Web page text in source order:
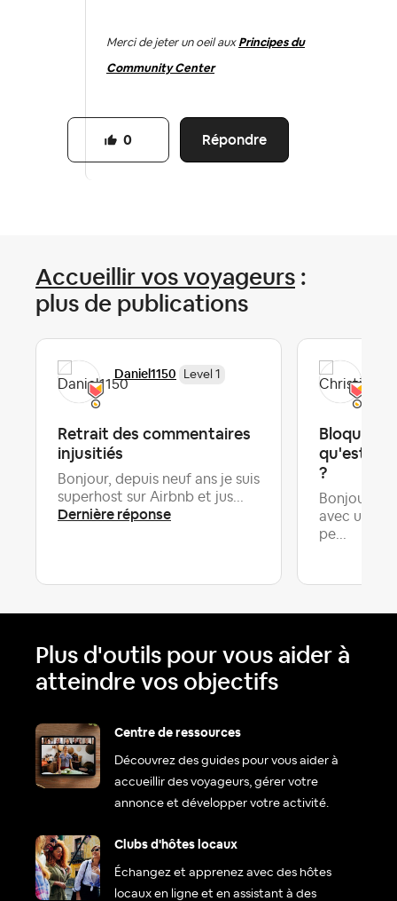
Merci de jeter un oeil aux Principes du
Community Center
Répondre
0
Accueillir vos voyageurs :
plus de publications
Daniel1150 Level 1
Retrait des commentaires
injusitiés
Bonjour, depuis neuf ans je suis
superhost sur Airbnb et jus...
Dernière réponse
Bloquer
qu'est ce
?
avec une
pe...
Plus d'outils pour vous aider à
atteindre vos objectifs
Centre de ressources
Découvrez des guides pour vous aider à
accueillir des voyageurs, gérer votre
annonce et développer votre activité.
Clubs d'hôtes locaux
Échangez et apprenez avec des hôtes
locaux en ligne et en assistant à des